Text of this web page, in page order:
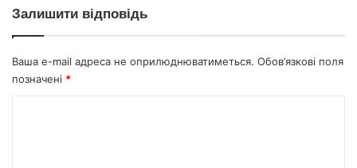
Залишити відповідь
Ваша e-mail адреса не оприлюднюватиметься. Обов’язкові поля
позначені *